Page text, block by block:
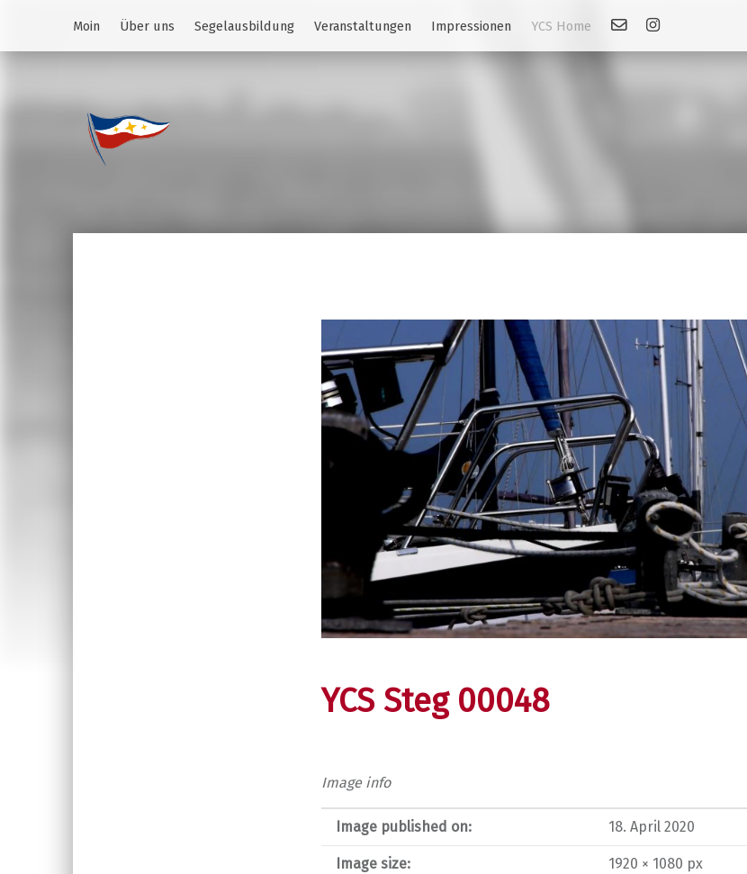
Moin
Über uns Segelausbildung Veranstaltungen Impressionen YCS Home KontaktLink: Instagram
Jugend des YCS
YCS Steg 00048
Image info
Image published on: 18. April 2020
Image size: 1920 × 1080 px